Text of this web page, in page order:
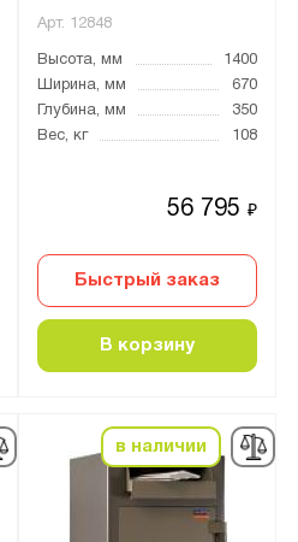
Арт. 12848
Высота, мм
1400
Ширина, мм
670
Глубина, мм
350
Вес, кг
108
56 795₽
Быстрый заказ
В корзину
в наличии